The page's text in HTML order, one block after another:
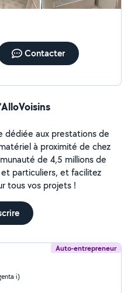
Contacter
dédiée aux prestations de
à proximité de chez
de 4,5 millions de
particuliers, et facilitez
tous vos projets !
Auto-entrepreneur
i)